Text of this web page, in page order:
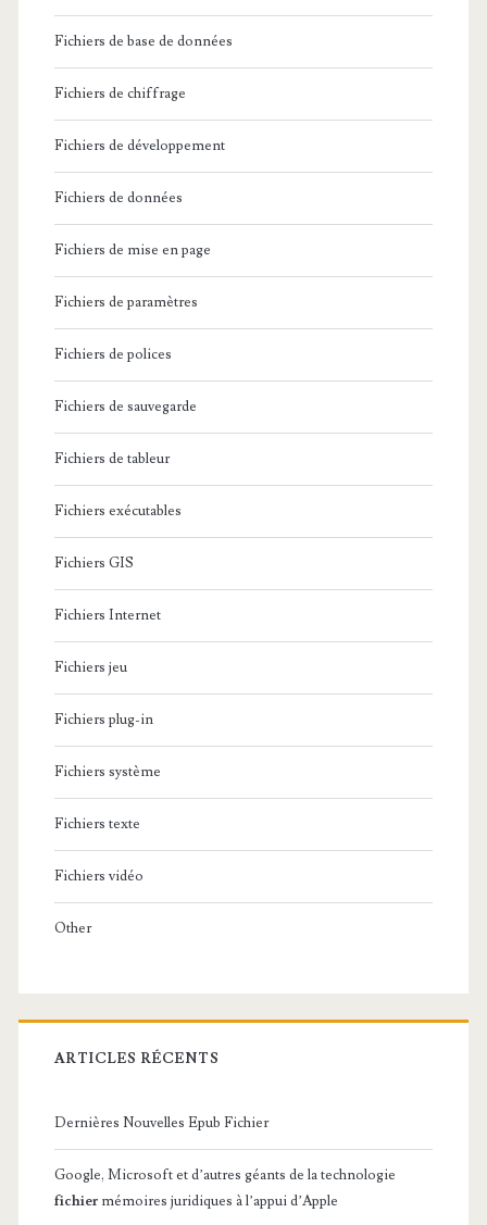
Fichiers de base de données
Fichiers de chiffrage
Fichiers de développement
Fichiers de données
Fichiers de mise en page
Fichiers de paramètres
Fichiers de polices
Fichiers de sauvegarde
Fichiers de tableur
Fichiers exécutables
Fichiers GIS
Fichiers Internet
Fichiers jeu
Fichiers plug-in
Fichiers système
Fichiers texte
Fichiers vidéo
Other
ARTICLES RÉCENTS
Dernières Nouvelles Epub Fichier
Google, Microsoft et d’autres géants de la technologie
fichier mémoires juridiques à l’appui d’Apple